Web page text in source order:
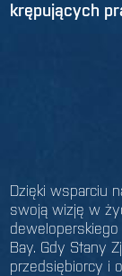
krępujących
Dzięki wsparciu
swoją wizję w
Bay. Gdy Stany
przedsiębiorcy i